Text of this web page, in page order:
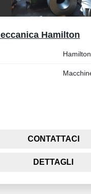
Hamilton
Hamilton
CONTATTACI
DETTAGLI